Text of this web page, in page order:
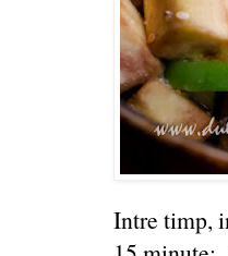
Intre timp,